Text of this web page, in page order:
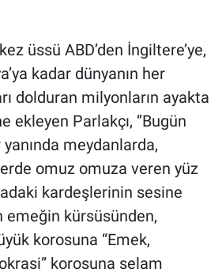
üssü ABD’den İngiltere’ye,
kadar dünyanın her
dolduran milyonların ayakta
ekleyen Parlakçı, ‘’Bugün
meydanlarda,
omuz omuza veren yüz
kardeşlerinin sesine
emeğin kürsüsünden,
korosuna “Emek,
korosuna selam